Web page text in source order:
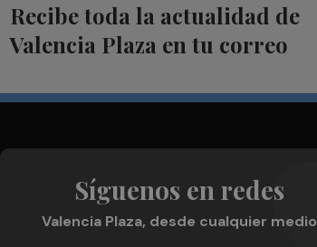
Recibe toda la actualidad de
Valencia Plaza en tu correo
Síguenos en redes
Valencia Plaza, desde cualquier medio